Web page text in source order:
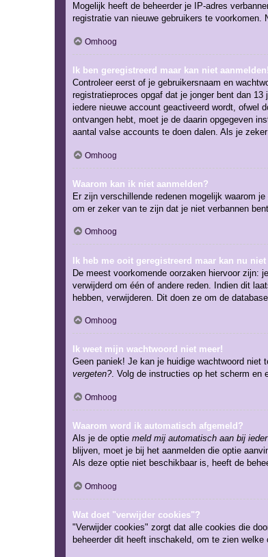
Mogelijk heeft de beheerder je IP-adres
registratie van nieuwe gebruikers te voorkomen.
Omhoog
Ik ben geregistreerd maar kan niet aanmelden!
Controleer eerst of je gebruikersnaam en
registratieproces opgaf dat je jonger bent dan
iedere nieuwe account geactiveerd wordt, ofwel
ontvangen hebt, moet je de daarin opgegeven
aantal valse accounts te doen dalen. Als je
Omhoog
Waarom kan ik niet aanmelden?
Er zijn verschillende redenen mogelijk waarom
om er zeker van te zijn dat je niet verbannen
Omhoog
Ik heb me ooit geregistreerd maar kan nu
De meest voorkomende oorzaken hiervoor zijn:
verwijderd om één of andere reden. Indien dit
hebben, verwijderen. Dit doen ze om de
Omhoog
Ik weet mijn wachtwoord niet meer!
Geen paniek! Je kan je huidige wachtwoord niet
vergeten?. Volg de instructies op het scherm en
Omhoog
Waarom word ik automatisch afgemeld?
Als je de optie meld mij automatisch aan bij
blijven, moet je bij het aanmelden die optie
Als deze optie niet beschikbaar is, heeft de
Omhoog
Wat doet "verwijder cookies"?
"Verwijder cookies" zorgt dat alle cookies die
beheerder dit heeft inschakeld, om te zien welke